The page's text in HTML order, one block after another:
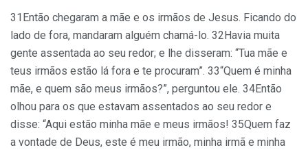
31Então chegaram a mãe e os irmãos de Jesus. Ficando do
lado de fora, mandaram alguém chamá-lo. 32Havia muita
gente assentada ao seu redor; e lhe disseram: “Tua mãe e
teus irmãos estão lá fora e te procuram”. 33“Quem é minha
mãe, e quem são meus irmãos?”, perguntou ele. 34Então
olhou para os que estavam assentados ao seu redor e
disse: “Aqui estão minha mãe e meus irmãos! 35Quem faz
a vontade de Deus, este é meu irmão, minha irmã e minha